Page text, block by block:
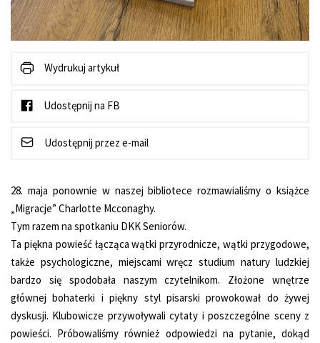
Wydrukuj artykuł
Udostępnij na FB
Udostępnij przez e-mail
28. maja ponownie w naszej bibliotece rozmawialiśmy o książce
„Migracje” Charlotte Mcconaghy.
Tym razem na spotkaniu DKK Seniorów.
Ta piękna powieść łącząca wątki przyrodnicze, wątki przygodowe,
także psychologiczne, miejscami wręcz studium natury ludzkiej
bardzo się spodobała naszym czytelnikom. Złożone wnętrze
głównej bohaterki i piękny styl pisarski prowokował do żywej
dyskusji. Klubowicze przywoływali cytaty i poszczególne sceny z
powieści. Próbowaliśmy również odpowiedzi na pytanie, dokąd